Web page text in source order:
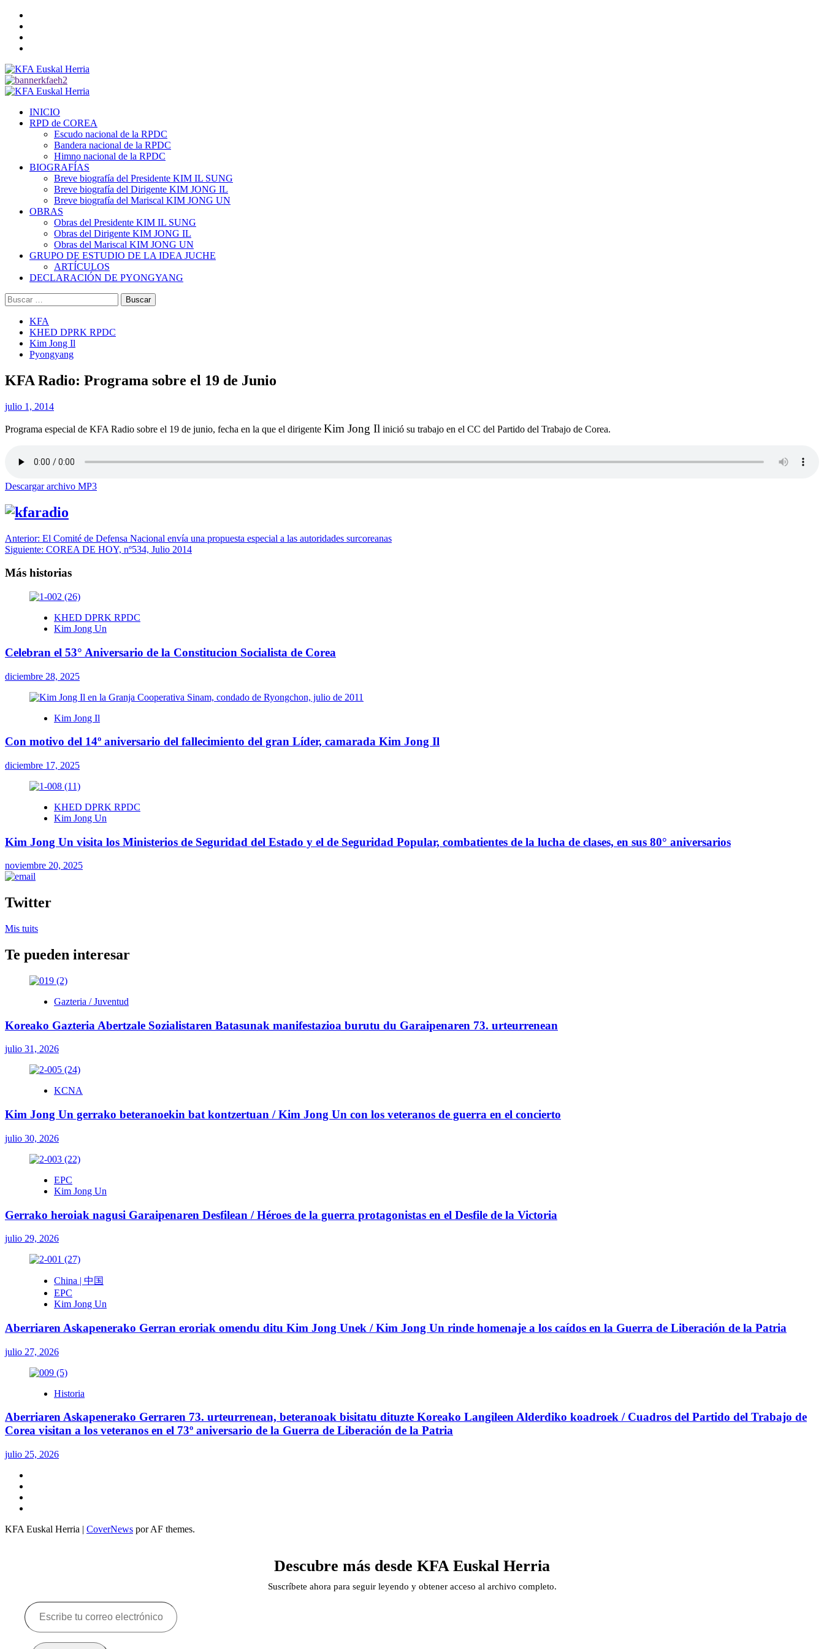
Saltar
contenido
Menú
INICIO
RPD de COREA
Escudo nacional de la RPDC
Bandera nacional de la RPDC
Himno nacional de la RPDC
BIOGRAFÍAS
Breve biografía del Presidente KIM IL SUNG
Breve biografía del Dirigente KIM JONG IL
Breve biografía del Mariscal KIM JONG UN
OBRAS
Obras del Presidente KIM IL SUNG
Obras del Dirigente KIM JONG IL
Obras del Mariscal KIM JONG UN
GRUPO DE ESTUDIO DE LA IDEA JUCHE
ARTÍCULOS
DECLARACIÓN DE PYONGYANG
Buscar:
KFA
KHED DPRK RPDC
Kim Jong Il
Pyongyang
KFA Radio: Programa sobre el 19 de Junio
julio 1, 2014
Programa especial de KFA Radio sobre el 19 de junio, fecha en la que el dirigente Kim Jong Il inició su trabajo en el CC del Partido del Trabajo de Corea.
Descargar archivo MP3
Navegación
de
entradas
Anterior: El Comité de Defensa Nacional envía una propuesta especial a las autoridades surcoreanas
Siguiente: COREA DE HOY, nº534, Julio 2014
Más historias
KHED DPRK RPDC
Kim Jong Un
Celebran el 53° Aniversario de la Constitucion Socialista de Corea
diciembre 28, 2025
Kim Jong Il
Con motivo del 14º aniversario del fallecimiento del gran Líder, camarada Kim Jong Il
diciembre 17, 2025
KHED DPRK RPDC
Kim Jong Un
Kim Jong Un visita los Ministerios de Seguridad del Estado y el de Seguridad Popular, combatientes de la lucha de clases, en sus 80° aniversarios
noviembre 20, 2025
Twitter
Mis tuits
Te pueden interesar
Gazteria / Juventud
Koreako Gazteria Abertzale Sozialistaren Batasunak manifestazioa burutu du Garaipenaren 73. urteurrenean
julio 31, 2026
KCNA
Kim Jong Un gerrako beteranoekin bat kontzertuan / Kim Jong Un con los veteranos de guerra en el concierto
julio 30, 2026
EPC
Kim Jong Un
Gerrako heroiak nagusi Garaipenaren Desfilean / Héroes de la guerra protagonistas en el Desfile de la Victoria
julio 29, 2026
China | 中国
EPC
Kim Jong Un
Aberriaren Askapenerako Gerran eroriak omendu ditu Kim Jong Unek / Kim Jong Un rinde homenaje a los caídos en la Guerra de Liberación de la Patria
julio 27, 2026
Historia
Aberriaren Askapenerako Gerraren 73. urteurrenean, beteranoak bisitatu dituzte Koreako Langileen Alderdiko koadroek / Cuadros del Partido del Trabajo de
Corea visitan a los veteranos en el 73º aniversario de la Guerra de Liberación de la Patria
julio 25, 2026
KFA Euskal Herria | CoverNews por AF themes.
Descubre más desde KFA Euskal Herria
Suscríbete ahora para seguir leyendo y obtener acceso al archivo completo.
Escribe
tu
correo